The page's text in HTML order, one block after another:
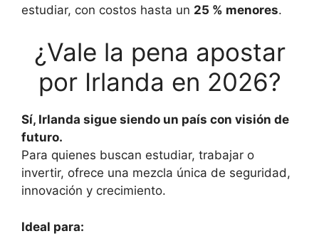
estudiar, con costos hasta un 25 % menores.
¿Vale la pena apostar
por Irlanda en 2026?
Sí, Irlanda sigue siendo un país con visión de
futuro.
Para quienes buscan estudiar, trabajar o
invertir, ofrece una mezcla única de seguridad,
innovación y crecimiento.
Ideal para: